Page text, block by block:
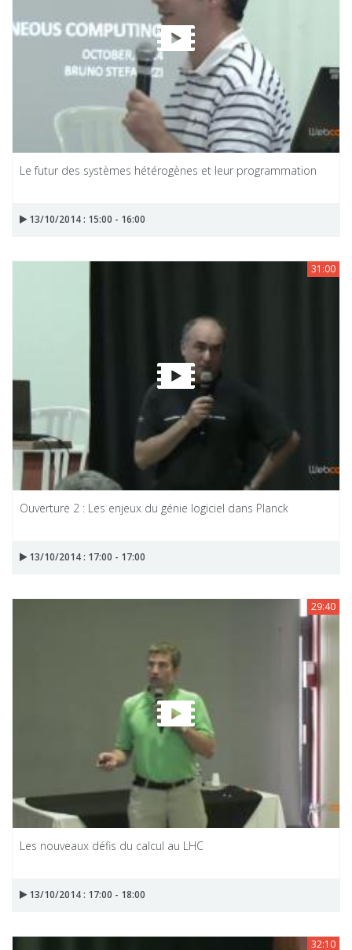
Le futur des systèmes hétérogènes et leur programmation
13/10/2014 : 15:00 - 16:00
31:00
Ouverture 2 : Les enjeux du génie logiciel dans Planck
13/10/2014 : 17:00 - 17:00
29:40
Les nouveaux défis du calcul au LHC
13/10/2014 : 17:00 - 18:00
32:10